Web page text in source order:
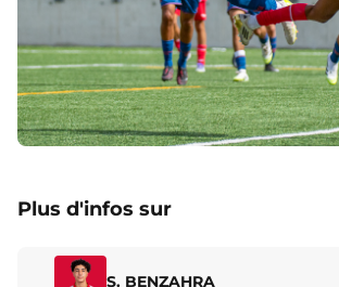
Plus d'infos sur
S. BENZAHRA